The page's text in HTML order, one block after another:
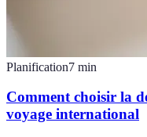
Planification7 min
Comment choisir la
voyage international